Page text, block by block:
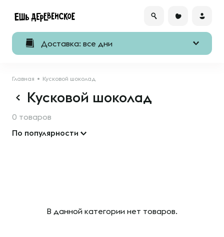
Доставка: все дни
Главная Кусковой шоколад
Кусковой шоколад
0 товаров
По популярности
В данной категории нет товаров.